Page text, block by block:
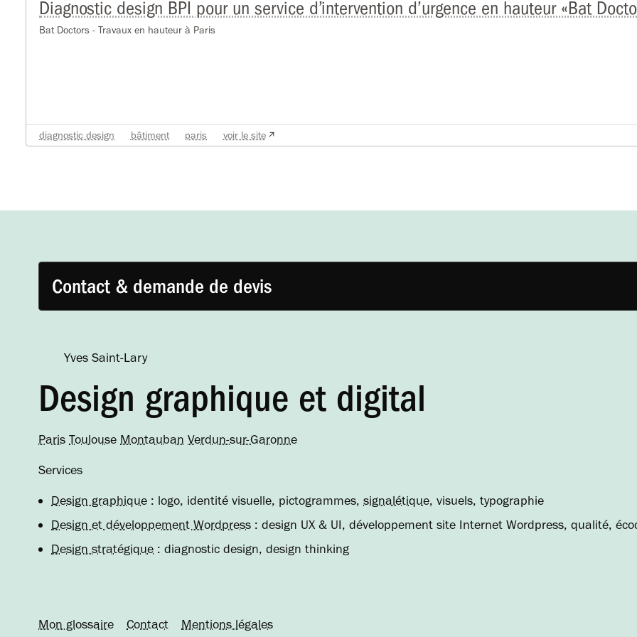
Diagnostic design BPI pour un service d’intervention d’urgence en hauteur «Bat
Bat Doctors - Travaux en hauteur à Paris
diagnostic design bâtiment paris voir le site
Contact & demande de devis
Yves Saint-Lary
Design graphique et digital
Paris Toulouse Montauban Verdun-sur-Garonne
Services
Design graphique : logo, identité visuelle, pictogrammes, signalétique, visuels, typographie
Design et développement Wordpress : design UX & UI, développement site Internet Wordpress, qualité,
Design stratégique : diagnostic design, design thinking
Mon glossaire Contact Mentions légales